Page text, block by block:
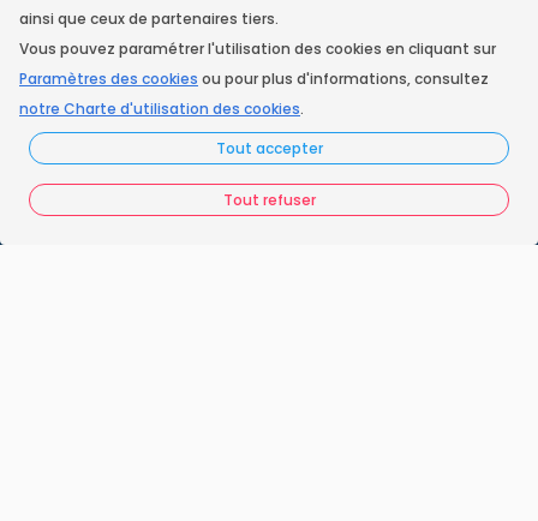
ainsi que ceux de partenaires tiers.
Vous pouvez paramétrer l'utilisation des cookies en cliquant sur
Paramètres des cookies ou pour plus d'informations, consultez
notre Charte d'utilisation des cookies.
Tout accepter
Tout refuser
Instagram
Accueil
Nos engagements